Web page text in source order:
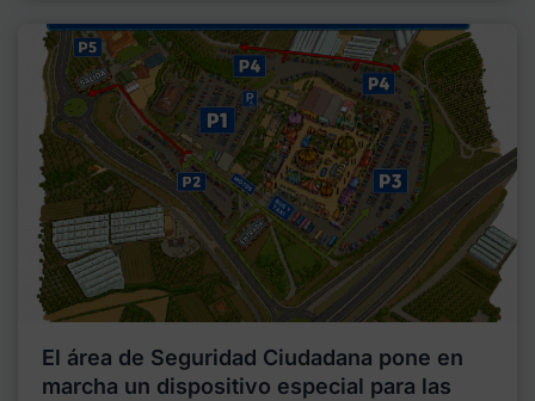
El área de Seguridad Ciudadana pone en
marcha un dispositivo especial para las